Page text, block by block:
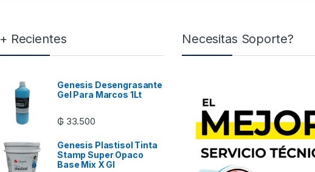
+ Recientes
Genesis Desengrasante
Gel Para Marcos 1Lt
₲ 33.500
Genesis Plastisol Tinta
Stamp Super Opaco
Base Mix X Gl
Necesitas Soporte?